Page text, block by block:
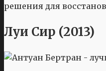
решения для
Луи Сир (2013)